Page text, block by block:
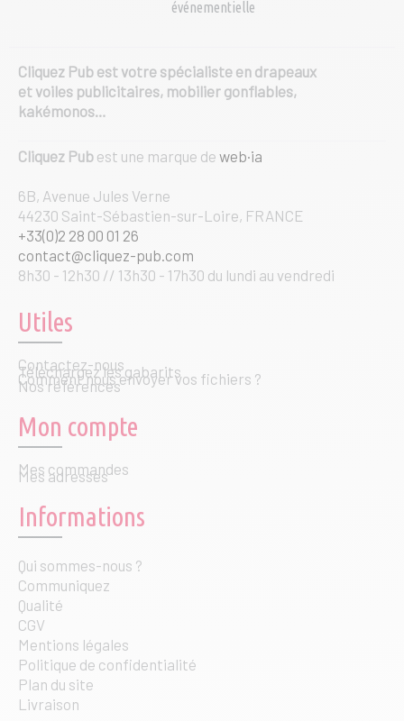
événementielle
Cliquez Pub est votre spécialiste en drapeaux
et voiles publicitaires, mobilier gonflables,
kakémonos…
Cliquez Pub est une marque de web·ia
6B, Avenue Jules Verne
44230 Saint-Sébastien-sur-Loire, FRANCE
+33(0)2 28 00 01 26
contact@cliquez-pub.com
8h30 - 12h30 // 13h30 - 17h30 du lundi au vendredi
Utiles
Contactez-nous
Téléchargez les gabarits
Comment nous envoyer vos fichiers ?
Nos références
Mon compte
Mes commandes
Mes adresses
Informations
Qui sommes-nous ?
Communiquez
Qualité
CGV
Mentions légales
Politique de confidentialité
Plan du site
Livraison